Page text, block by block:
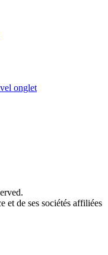
onglet
et de ses sociétés affiliées